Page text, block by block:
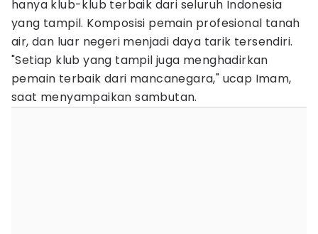
hanya klub-klub terbaik dari seluruh Indonesia
yang tampil. Komposisi pemain profesional tanah
air, dan luar negeri menjadi daya tarik tersendiri.
"Setiap klub yang tampil juga menghadirkan
pemain terbaik dari mancanegara," ucap Imam,
saat menyampaikan sambutan.